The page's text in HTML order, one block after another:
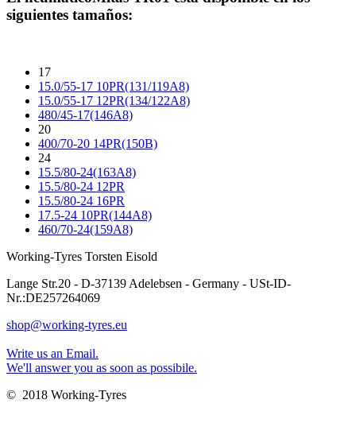
siguientes tamaños:
17
15.0/55-17 10PR(131/119A8)
15.0/55-17 12PR(134/122A8)
480/45-17(146A8)
20
400/70-20 14PR(150B)
24
15.5/80-24(163A8)
15.5/80-24 12PR
15.5/80-24 16PR
17.5-24 10PR(144A8)
460/70-24(159A8)
Working-Tyres Torsten Eisold
Lange Str.20 - D-37139 Adelebsen - Germany - USt-ID-
Nr.:DE257264069
shop@working-tyres.eu
Write us an Email.
We'll answer you as soon as possibile.
© 2018 Working-Tyres